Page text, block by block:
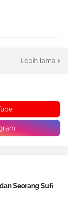
Lebih lama
Seorang Sufi